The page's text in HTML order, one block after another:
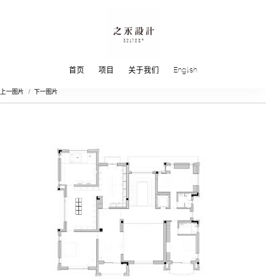
首页 项目 关于我们 English
上一图片 下一图片